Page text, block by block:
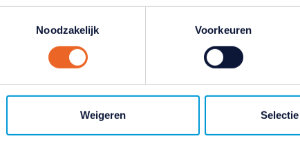
combineren met andere informatie die u aan ze heeft
hun services. Verandert u later van gedachten? U kunt uw
Lees hierover meer in ons
en cookiebeleid
Noodzakelijk
Voorkeuren
Weigeren
artikelen